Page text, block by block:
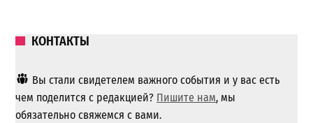
КОНТАКТЫ
Вы стали свидетелем важного события и у вас есть
чем поделится с редакцией? Пишите нам, мы
обязательно свяжемся с вами.